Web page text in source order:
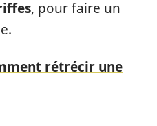
, pour faire un
rétrécir une